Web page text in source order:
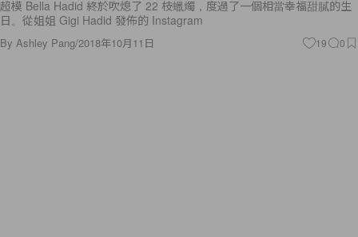
超模 Bella Hadid 終於吹熄了 22 枝蠟燭，度過了一個相當幸福甜膩的生
日。從姐姐 Gigi Hadid 發佈的 Instagram
By Ashley Pang/2018年10月11日 19 0